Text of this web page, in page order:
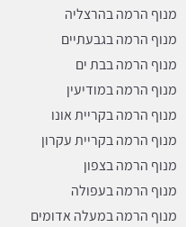
מנוף הרמה בהרצליה
מנוף הרמה בגבעתיים
מנוף הרמה בבת ים
מנוף הרמה במודיעין
מנוף הרמה בקריית אונו
מנוף הרמה בקריית עקרון
מנוף הרמה בצפון
מנוף הרמה בעפולה
מנוף הרמה במעלה אדומים